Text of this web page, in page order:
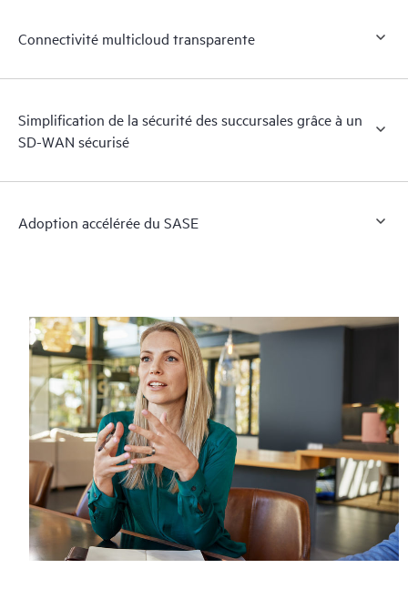
Connectivité multicloud transparente
Simplification de la sécurité des succursales grâce à un
SD-WAN sécurisé
Adoption accélérée du SASE